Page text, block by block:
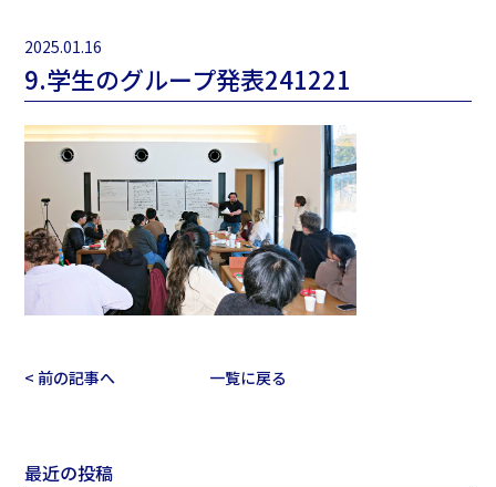
2025.01.16
9.学生のグループ発表241221
< 前の記事へ 一覧に戻る
最近の投稿